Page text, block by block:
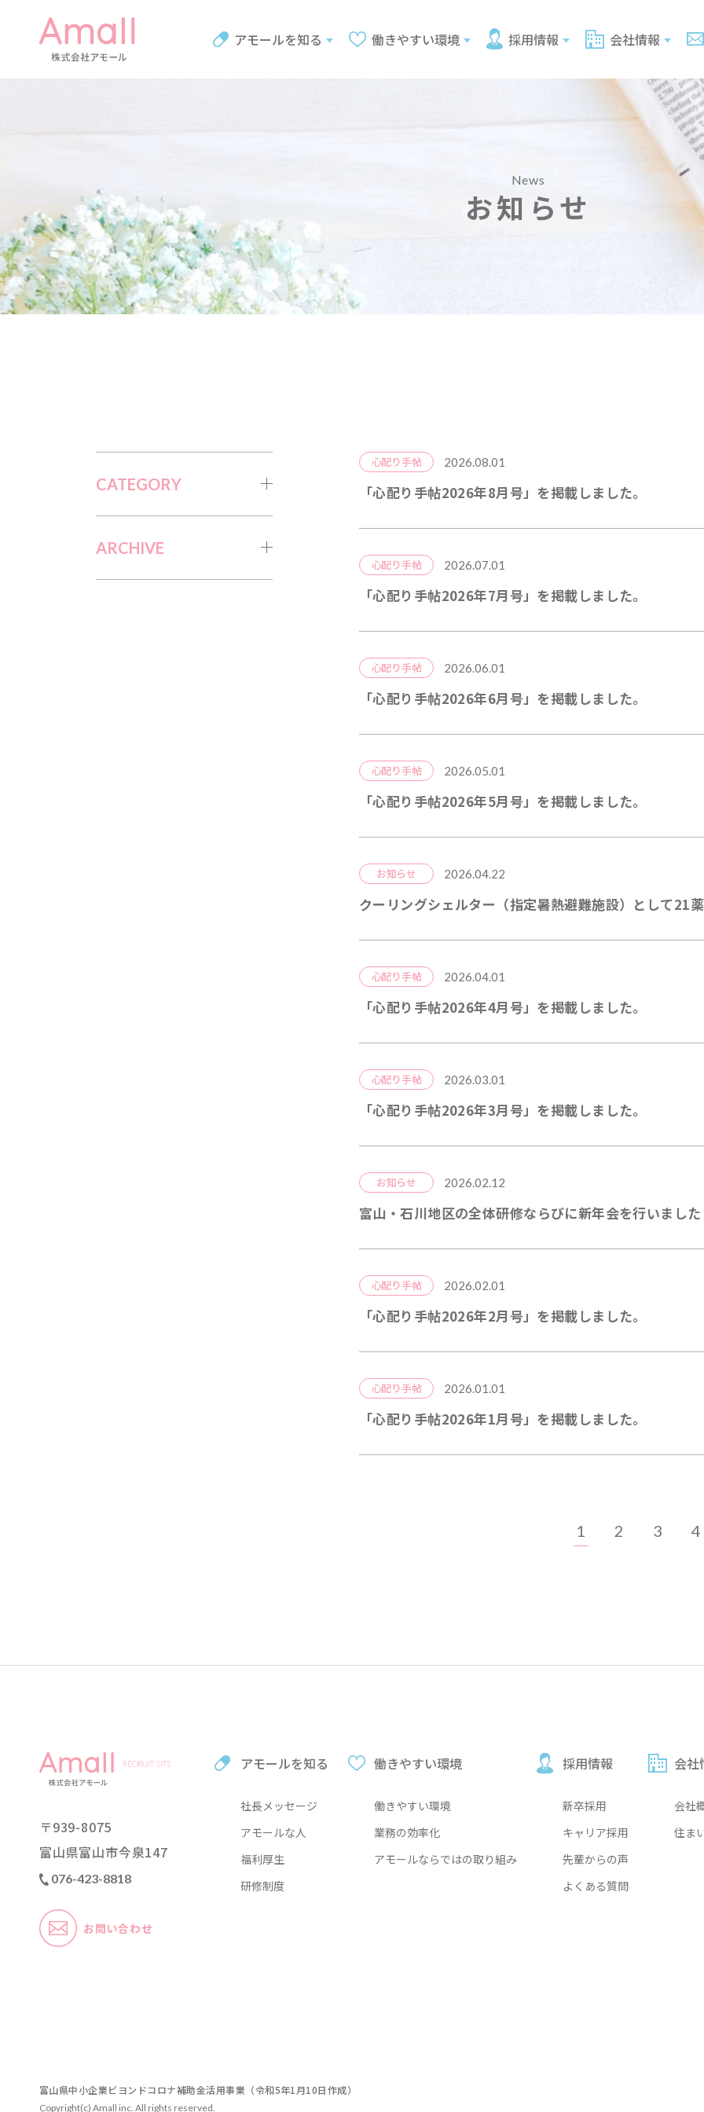
アモールを知る 働きやすい環境 採用情報 会社情報
News
お知らせ
心配り手帖 2026.08.01
「心配り手帖2026年8月号」を掲載しました。
心配り手帖 2026.07.01
「心配り手帖2026年7月号」を掲載しました。
心配り手帖 2026.06.01
「心配り手帖2026年6月号」を掲載しました。
心配り手帖 2026.05.01
「心配り手帖2026年5月号」を掲載しました。
お知らせ 2026.04.22
クーリングシェルター（指定暑熱避難施設）として21
心配り手帖 2026.04.01
「心配り手帖2026年4月号」を掲載しました。
心配り手帖 2026.03.01
「心配り手帖2026年3月号」を掲載しました。
お知らせ 2026.02.12
富山・石川地区の全体研修ならびに新年会を行いました
心配り手帖 2026.02.01
「心配り手帖2026年2月号」を掲載しました。
心配り手帖 2026.01.01
「心配り手帖2026年1月号」を掲載しました。
1 2 3 4
CATEGORY
ARCHIVE
〒939-8075
富山県富山市今泉147
076-423-8818
お問い合わせ
アモールを知る
社長メッセージ
アモールな人
福利厚生
研修制度
働きやすい環境
働きやすい環境
業務の効率化
アモールならではの取り組み
採用情報
新卒採用
キャリア採用
先輩からの声
よくある質問
会社
会社
住ま
富山県中小企業ビヨンドコロナ補助金活用事業 （令和5年1月10日作成）
Copyright(c) Amall inc. All rights reserved.